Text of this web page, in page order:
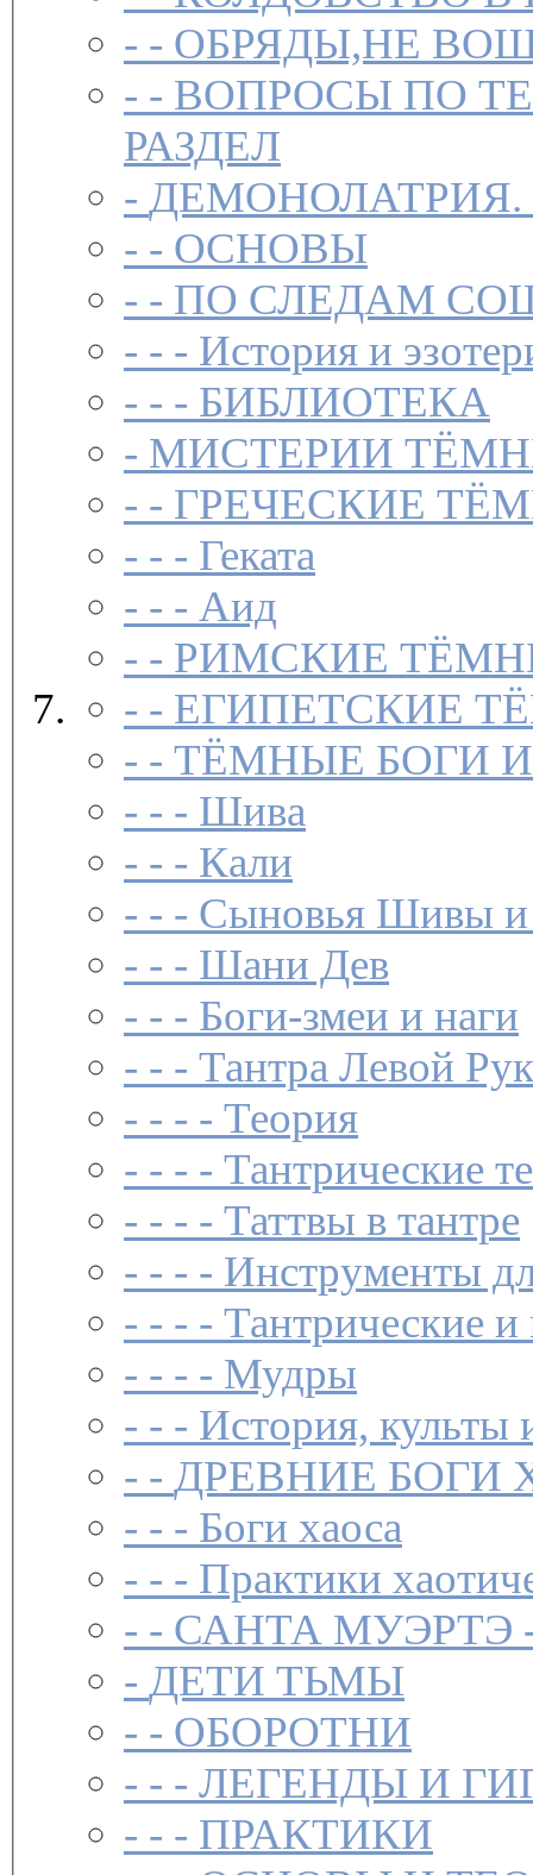
- - ОБРЯДЫ,НЕ
- - ВОПРОСЫ ПО
РАЗДЕЛ
-
- - ОСНОВЫ
- - ПО СЛЕДАМ
- - - История и
- - - БИБЛИОТЕКА
- МИСТЕРИИ
- - ГРЕЧЕСКИЕ
- - - Геката
- - - Аид
- - РИМСКИЕ
- - ЕГИПЕТСКИЕ
- - ТЁМНЫЕ БОГИ
- - - Шива
- - - Кали
- - - Сыновья Шивы
- - - Шани Дев
- - - Боги-змеи и наги
- - - Тантра Левой
- - - - Теория
- - - - Тантрические
- - - - Таттвы в тантре
- - - - Инструменты
- - - - Тантрические
- - - - Мудры
- - - История, культы
- - ДРЕВНИЕ БОГИ
- - - Боги хаоса
- - - Практики
- - САНТА МУЭРТЭ
-
ДЕТИ ТЬМЫ
- - ОБОРОТНИ
- - - ЛЕГЕНДЫ И
- - - ПРАКТИКИ